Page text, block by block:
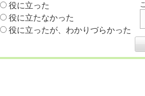
役に立った
役に立たなかった
役に立ったが、わかりづらかった